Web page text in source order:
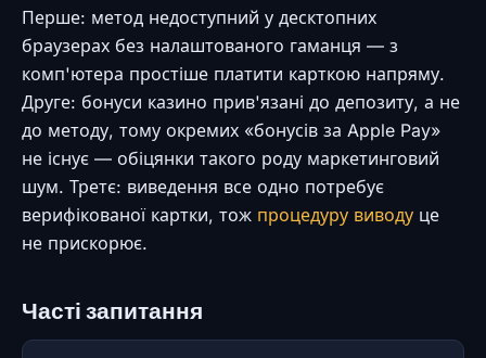
Перше: метод недоступний у десктопних
браузерах без налаштованого гаманця — з
комп'ютера простіше платити карткою напряму.
Друге: бонуси казино прив'язані до депозиту, а не
до методу, тому окремих «бонусів за Apple Pay»
не існує — обіцянки такого роду маркетинговий
шум. Третє: виведення все одно потребує
верифікованої картки, тож процедуру виводу це
не прискорює.
Часті запитання